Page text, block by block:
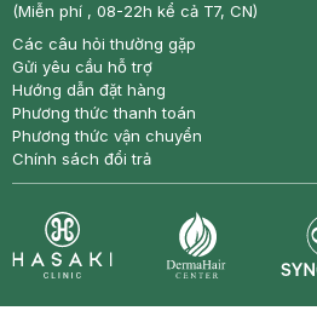
(Miễn phí , 08-22h kể cả T7, CN)
Các câu hỏi thường gặp
Gửi yêu cầu hỗ trợ
Hướng dẫn đặt hàng
Phương thức thanh toán
Phương thức vận chuyển
Chính sách đổi trả